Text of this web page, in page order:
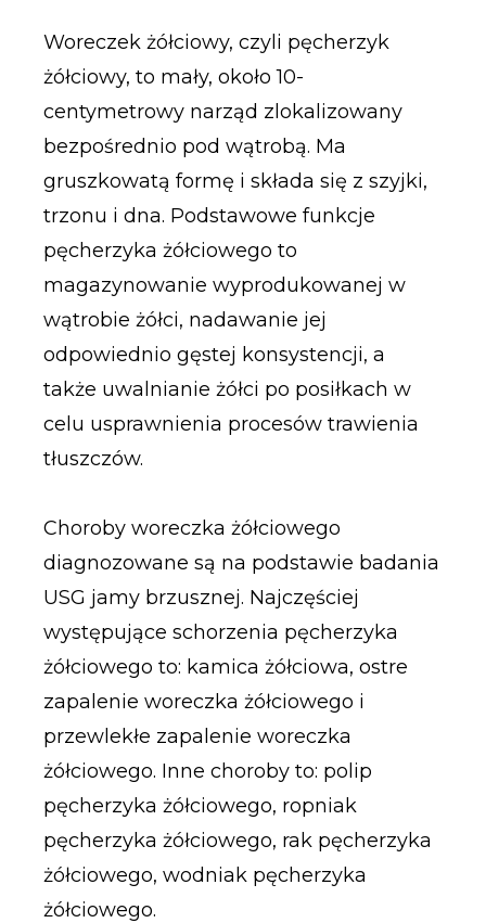
Woreczek żółciowy, czyli pęcherzyk
żółciowy, to mały, około 10-
centymetrowy narząd zlokalizowany
bezpośrednio pod wątrobą. Ma
gruszkowatą formę i składa się z szyjki,
trzonu i dna. Podstawowe funkcje
pęcherzyka żółciowego to
magazynowanie wyprodukowanej w
wątrobie żółci, nadawanie jej
odpowiednio gęstej konsystencji, a
także uwalnianie żółci po posiłkach w
celu usprawnienia procesów trawienia
tłuszczów.
Choroby woreczka żółciowego
diagnozowane są na podstawie badania
USG jamy brzusznej. Najczęściej
występujące schorzenia pęcherzyka
żółciowego to: kamica żółciowa, ostre
zapalenie woreczka żółciowego i
przewlekłe zapalenie woreczka
żółciowego. Inne choroby to: polip
pęcherzyka żółciowego, ropniak
pęcherzyka żółciowego, rak pęcherzyka
żółciowego, wodniak pęcherzyka
żółciowego.